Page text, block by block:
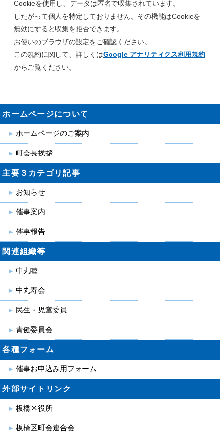
Cookieを使用し、データは匿名で収集されています。
したがって個人を特定しておりません。その機能はCookieを
無効にすると収集を拒否できます。
お使いのブラウザの設定をご確認ください。
この規約に関して、詳しくはGoogle アナリティクス利用規約
からご覧ください。
ホームページについて
ホームページのご案内
町会長挨拶
主要３カテゴリ記事
お知らせ
催事案内
催事報告
関連組織等
中丸睦
中丸寿会
民生・児童委員
青健委員会
各種フォーム
催事お申込み用フォーム
外部サイトリンク
板橋区役所
板橋区町会連合会